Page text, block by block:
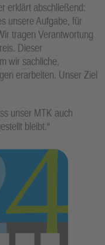
erklärt abschließend:
unsere Aufgabe, für
tragen Verantwortung
Dieser
wir sachliche,
erarbeiten. Unser Ziel
unser MTK auch
bleibt.“